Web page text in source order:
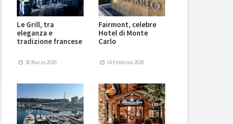
Le Grill, tra
eleganza e
tradizione francese
30 Marzo 2020
Fairmont, celebre
Hotel di Monte
Carlo
14 Febbraio 2020